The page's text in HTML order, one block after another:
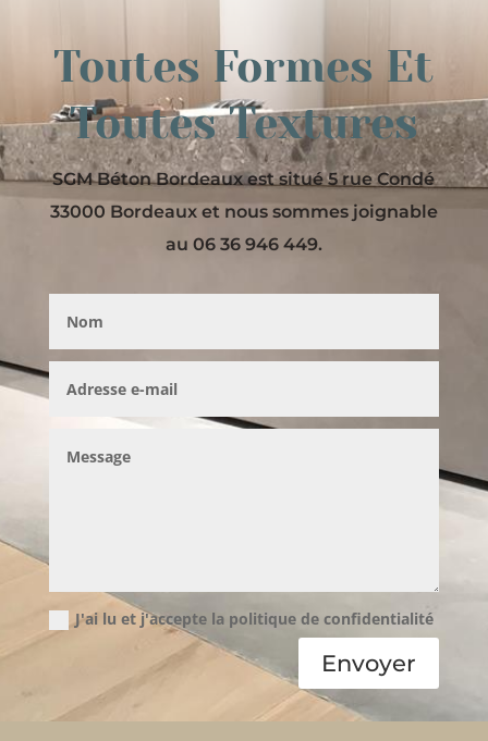
Toutes Formes Et
Toutes Textures
SGM Béton Bordeaux est situé 5 rue Condé
33000 Bordeaux et nous sommes joignable
au 06 36 946 449.
J'ai lu et j'accepte la politique de confidentialité
Envoyer